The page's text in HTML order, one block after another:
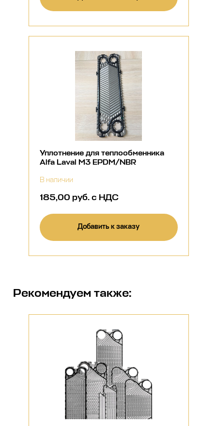
Уплотнение для теплообменника
Alfa Laval M3 EPDM/NBR
В наличии
185,00 руб. с НДС
Добавить к заказу
Рекомендуем также: